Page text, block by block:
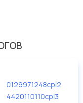
убедитесь сами.
тормозные
TRUCKTEC.
0129971248cpl2
4420110110cpl3